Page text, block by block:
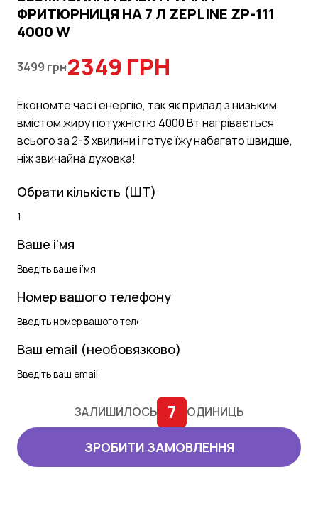
ФРИТЮРНИЦЯ НА 7 Л ZEPLINE ZP-111
4000 W
3499 грн2349 ГРН
Економте час і енергію, так як прилад з низьким
вмістом жиру потужністю 4000 Вт нагрівається
всього за 2-3 хвилини і готує їжу набагато швидше,
ніж звичайна духовка!
Обрати кількість (ШТ)
Ваше і’мя
Номер вашого телефону
Ваш email (необовязково)
ЗРОБИТИ ЗАМОВЛЕННЯ
ЗАЛИШИЛОСЬ 7 ОДИНИЦЬ